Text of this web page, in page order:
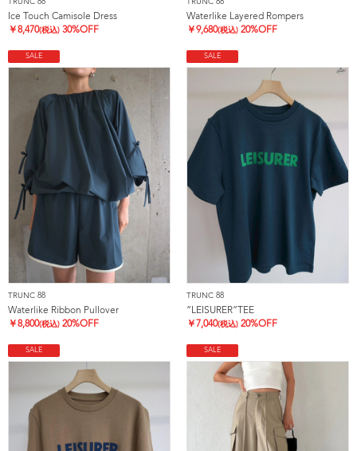
Ice Touch Camisole Dress
￥8,470(税込) 30%OFF
Waterlike Layered Rompers
￥9,680(税込) 20%OFF
SALE
TRUNC 88
Waterlike Ribbon Pullover
￥8,800(税込) 20%OFF
SALE
TRUNC 88
”LEISURER”TEE
￥ 7,040(税込) 20%OFF
SALE SALE